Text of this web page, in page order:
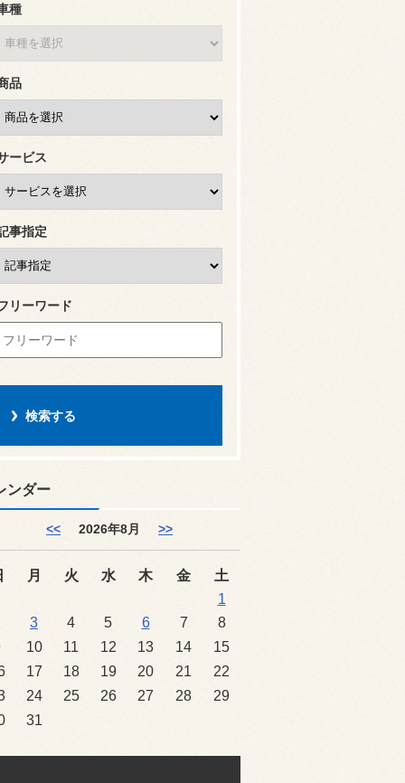
種
品
ービス
事指定
リーワード
ンダー
<< 2026年8月 >>
月 火 水 木 金
土
1
3 4 5 6 7
8
10 11 12 13 14
15
17 18 19 20 21
22
24 25 26 27 28
29
31